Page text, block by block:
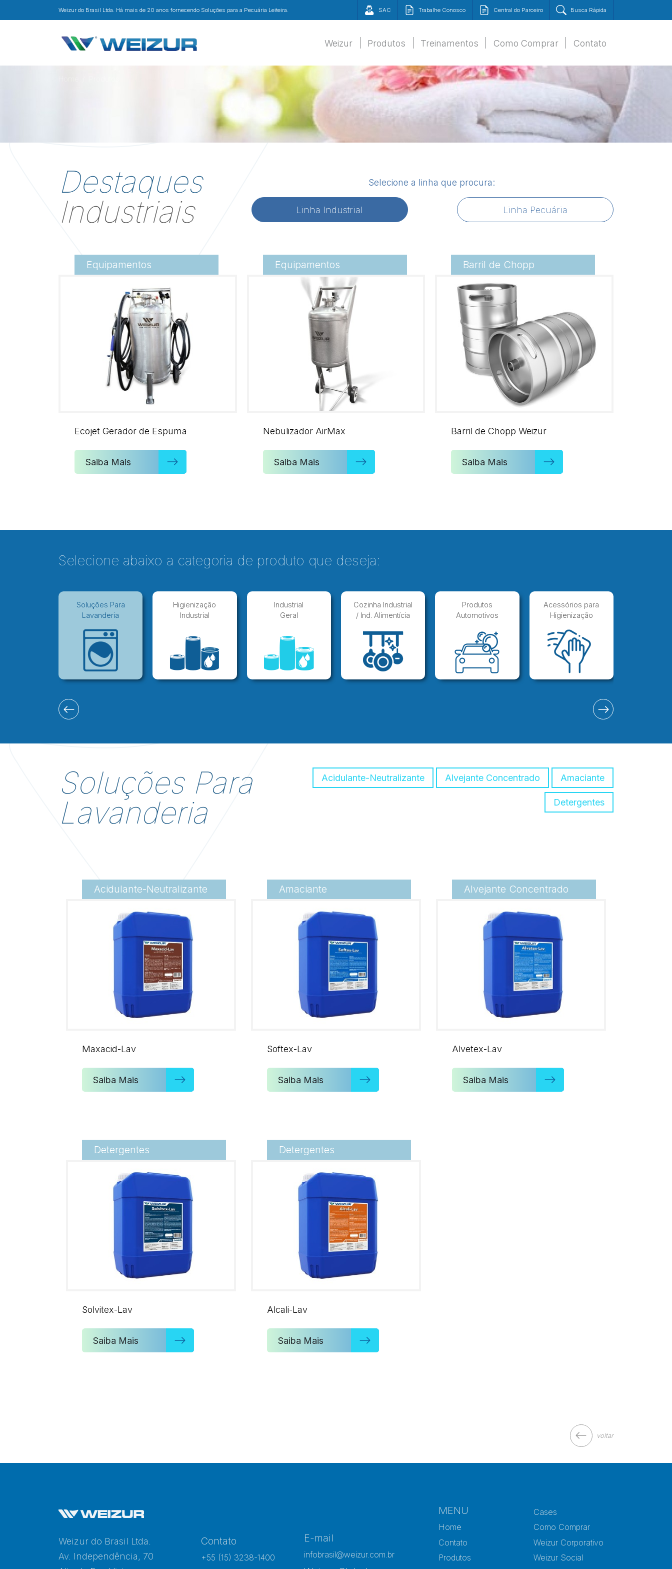
Weizur do Brasil Ltda. Há mais de 20 anos fornecendo Soluções para a Pecuária Leiteira. SAC Trabalhe Conosco Central do Parceiro Busca Rápida
Weizur Produtos Treinamentos Como Comprar Contato
Destaques
Industriais
Selecione a linha que procura:
Linha Industrial Linha Pecuária
Equipamentos
Ecojet Gerador de Espuma
Saiba Mais
Equipamentos
Nebulizador AirMax
Saiba Mais
Barril de Chopp
Barril de Chopp Weizur
Saiba Mais
Selecione abaixo a categoria de produto que deseja:
Soluções Para
Lavanderia
Higienização
Industrial
Industrial
Geral
Cozinha Industrial
/ Ind. Alimentícia
Produtos
Automotivos
Acessórios para
Higienização
Soluções Para
Lavanderia
Acidulante-Neutralizante Alvejante Concentrado Amaciante
Detergentes
Acidulante-Neutralizante
Maxacid-Lav
Saiba Mais
Amaciante
Softex-Lav
Saiba Mais
Alvejante Concentrado
Alvetex-Lav
Saiba Mais
Detergentes
Solvitex-Lav
Saiba Mais
Detergentes
Alcali-Lav
Saiba Mais
voltar
Weizur do Brasil Ltda.
Av. Independência, 70
Contato
+55 (15) 3238-1400
E-mail
infobrasil@weizur.com.br
MENU
Home
Contato
Produtos
Cases
Como Comprar
Weizur Corporativo
Weizur Social